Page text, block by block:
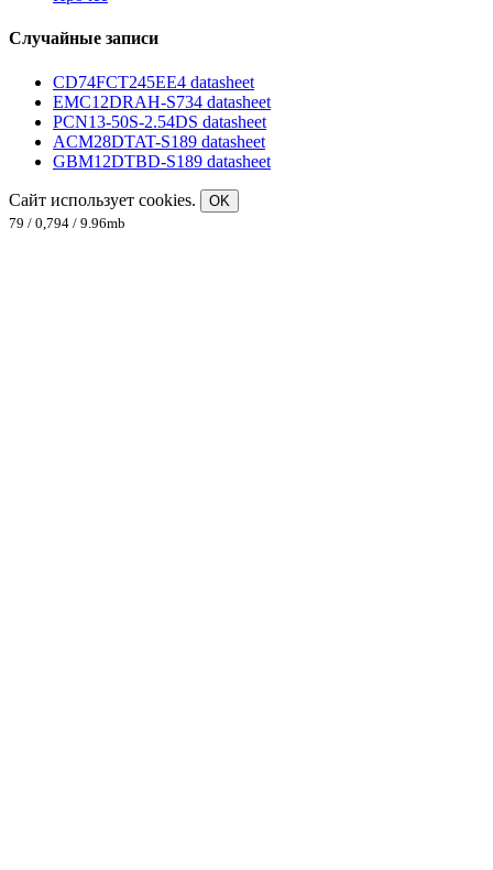
Случайные записи
CD74FCT245EE4 datasheet
EMC12DRAH-S734 datasheet
PCN13-50S-2.54DS datasheet
ACM28DTAT-S189 datasheet
GBM12DTBD-S189 datasheet
Сайт использует cookies.
OK
79 / 0,794 / 9.96mb